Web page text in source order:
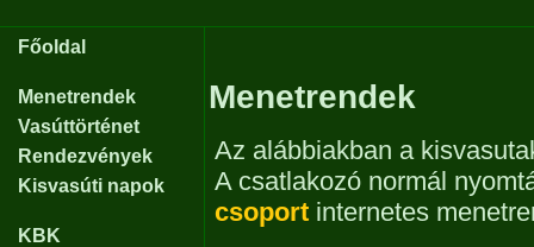
Főoldal
Menetrendek
Vasúttörténet
Rendezvények
Kisvasúti napok
KBK
Menetrendek
Az alábbiakban a
A csatlakozó normál
csoport internetes